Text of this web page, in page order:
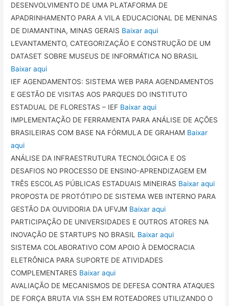
DESENVOLVIMENTO DE UMA PLATAFORMA DE
APADRINHAMENTO PARA A VILA EDUCACIONAL DE MENINAS
DE DIAMANTINA, MINAS GERAIS Baixar aqui
LEVANTAMENTO, CATEGORIZAÇÃO E CONSTRUÇÃO DE UM
DATASET SOBRE MUSEUS DE INFORMÁTICA NO BRASIL
Baixar aqui
IEF AGENDAMENTOS: SISTEMA WEB PARA AGENDAMENTOS
E GESTÃO DE VISITAS AOS PARQUES DO INSTITUTO
ESTADUAL DE FLORESTAS – IEF Baixar aqui
IMPLEMENTAÇÃO DE FERRAMENTA PARA ANÁLISE DE AÇÕES
BRASILEIRAS COM BASE NA FÓRMULA DE GRAHAM Baixar
aqui
ANÁLISE DA INFRAESTRUTURA TECNOLÓGICA E OS
DESAFIOS NO PROCESSO DE ENSINO-APRENDIZAGEM EM
TRÊS ESCOLAS PÚBLICAS ESTADUAIS MINEIRAS Baixar aqui
PROPOSTA DE PROTÓTIPO DE SISTEMA WEB INTERNO PARA
GESTÃO DA OUVIDORIA DA UFVJM Baixar aqui
PARTICIPAÇÃO DE UNIVERSIDADES E OUTROS ATORES NA
INOVAÇÃO DE STARTUPS NO BRASIL Baixar aqui
SISTEMA COLABORATIVO COM APOIO À DEMOCRACIA
ELETRÔNICA PARA SUPORTE DE ATIVIDADES
COMPLEMENTARES Baixar aqui
AVALIAÇÃO DE MECANISMOS DE DEFESA CONTRA ATAQUES
DE FORÇA BRUTA VIA SSH EM ROTEADORES UTILIZANDO O